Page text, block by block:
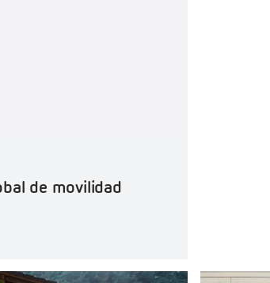
de movilidad